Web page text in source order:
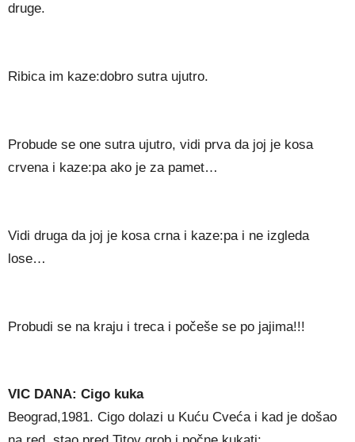
druge.
Ribica im kaze:dobro sutra ujutro.
Probude se one sutra ujutro, vidi prva da joj je kosa
crvena i kaze:pa ako je za pamet…
Vidi druga da joj je kosa crna i kaze:pa i ne izgleda
lose…
Probudi se na kraju i treca i počeše se po jajima!!!
VIC DANA: Cigo kuka
Beograd,1981. Cigo dolazi u Kuću Cveća i kad je došao